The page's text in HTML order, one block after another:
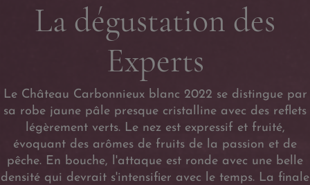
La dégustation des
Experts
​Le Château Carbonnieux blanc 2022 se distingue par
sa robe jaune pâle presque cristalline avec des reflets
légèrement verts. Le nez est expressif et fruité,
évoquant des arômes de fruits de la passion et de
pêche. En bouche, l'attaque est ronde avec une belle
densité qui devrait s'intensifier avec le temps. La finale